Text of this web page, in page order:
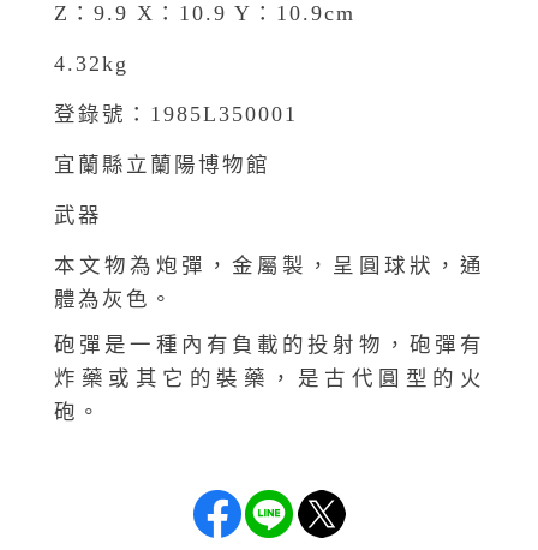
Z：9.9 X：10.9 Y：10.9cm
4.32kg
登錄號：1985L350001
宜蘭縣立蘭陽博物館
武器
本文物為炮彈，金屬製，呈圓球狀，通
體為灰色。
砲彈是一種內有負載的投射物，砲彈有
炸藥或其它的裝藥，是古代圓型的火
砲。